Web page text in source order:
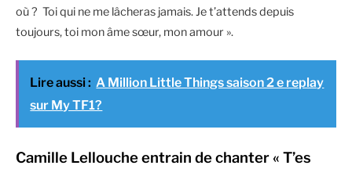
où ? Toi qui ne me lâcheras jamais. Je t’attends depuis
toujours, toi mon âme sœur, mon amour ».
Lire aussi : A Million Little Things saison 2 e replay
sur My TF1?
Camille Lellouche entrain de chanter « T’es